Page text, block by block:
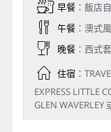
早餐：飯店
午餐：澳式
晚餐：西式
住宿：
EXPRESS LITTLE
GLEN WAVERLEY